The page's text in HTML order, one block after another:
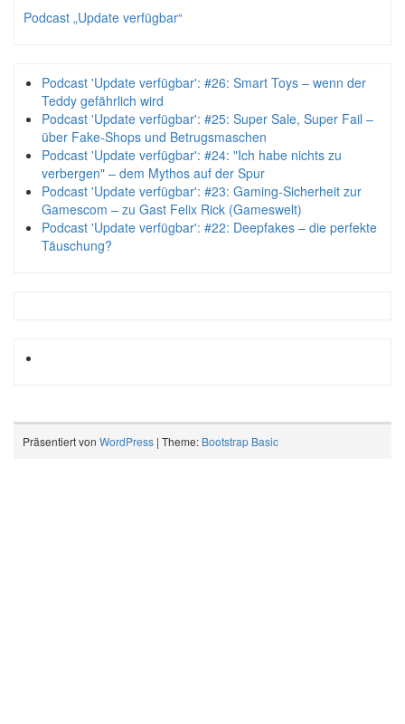
Podcast „Update verfügbar“
Podcast 'Update verfügbar': #26: Smart Toys – wenn der
Teddy gefährlich wird
Podcast 'Update verfügbar': #25: Super Sale, Super Fail –
über Fake-Shops und Betrugsmaschen
Podcast 'Update verfügbar': #24: "Ich habe nichts zu
verbergen" – dem Mythos auf der Spur
Podcast 'Update verfügbar': #23: Gaming-Sicherheit zur
Gamescom – zu Gast Felix Rick (Gameswelt)
Podcast 'Update verfügbar': #22: Deepfakes – die perfekte
Täuschung?
Präsentiert von WordPress | Theme: Bootstrap Basic